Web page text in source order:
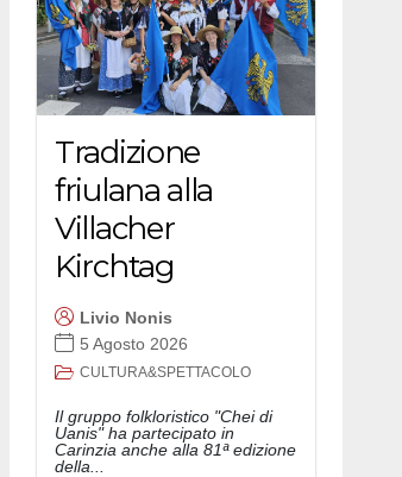
Tradizione
friulana alla
Villacher
Kirchtag
Livio Nonis
5 Agosto 2026
CULTURA&SPETTACOLO
Il gruppo folkloristico "Chei di
Uanis" ha partecipato in
Carinzia anche alla 81ª edizione
della...